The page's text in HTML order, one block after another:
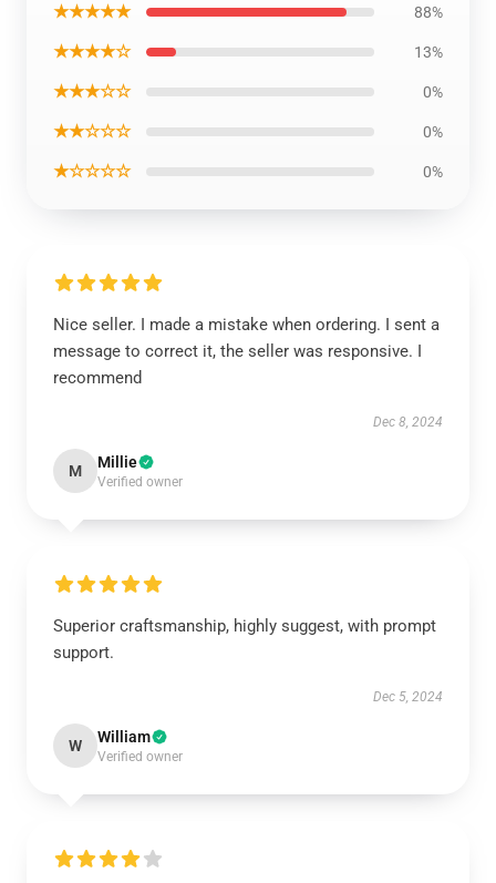
★★★★★ 88%
★★★★☆ 13%
★★★☆☆ 0%
★★☆☆☆ 0%
★☆☆☆☆ 0%
Nice seller. I made a mistake when ordering. I sent a
message to correct it, the seller was responsive. I
recommend
Dec 8, 2024
M Millie
Verified owner
Superior craftsmanship, highly suggest, with prompt
support.
Dec 5, 2024
W William
Verified owner